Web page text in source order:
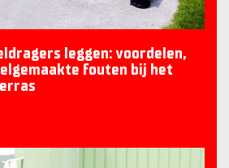
leggen: voordelen,
fouten bij het